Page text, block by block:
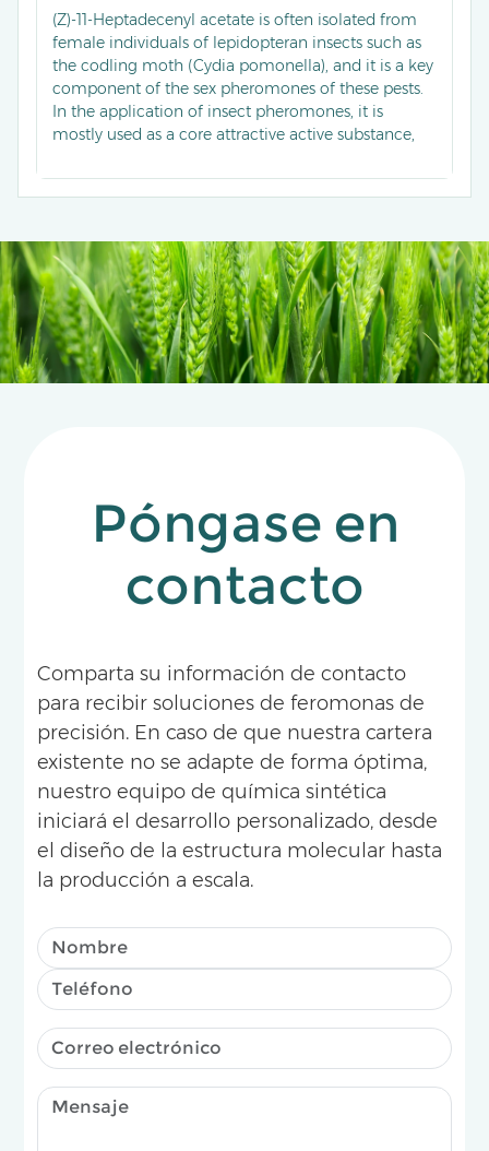
(Z)-11-Heptadecenyl acetate is often isolated from
female individuals of lepidopteran insects such as
the codling moth (Cydia pomonella), and it is a key
component of the sex pheromones of these pests.
In the application of insect pheromones, it is
mostly used as a core attractive active substance,
components to make traps, it can accurately attract
and capture male target pests.
Póngase en
contacto
Comparta su información de contacto
para recibir soluciones de feromonas de
precisión. En caso de que nuestra cartera
existente no se adapte de forma óptima,
nuestro equipo de química sintética
iniciará el desarrollo personalizado, desde
el diseño de la estructura molecular hasta
la producción a escala.